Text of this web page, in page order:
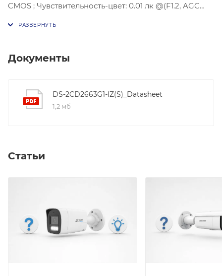
CMOS ; Чувствительность-цвет: 0.01 лк @(F1.2, AGC
Улучшение изображения-3D DNR; BLC/HLC;ИК
57В), постоянного тока 12 VDC ± 25% 0,5A to 0.3 A,
max.18 Вт, Локальное хранилище- SD/SDHC/SDXC
Документы
DS-2CD2663G1-IZ(S)_Datasheet
1,2 мб
Статьи